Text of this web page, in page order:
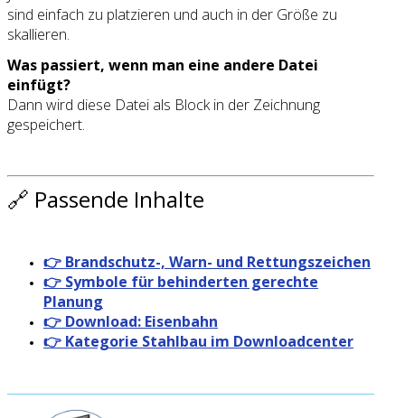
sind einfach zu platzieren und auch in der Größe zu
skallieren.
Was passiert, wenn man eine andere Datei
einfügt?
Dann wird diese Datei als Block in der Zeichnung
gespeichert.
🔗 Passende Inhalte
👉 Brandschutz-, Warn- und Rettungszeichen
👉 Symbole für behinderten gerechte
Planung
👉 Download: Eisenbahn
👉 Kategorie Stahlbau im Downloadcenter